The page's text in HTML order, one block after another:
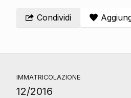
Condividi
IMMATRICOLAZIONE
12/2016